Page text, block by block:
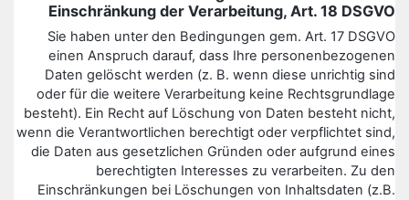
Einschränkung der Verarbeitung, Art. 18 DSGVO
Sie haben unter den Bedingungen gem. Art. 17 DSGVO
einen Anspruch darauf, dass Ihre personenbezogenen
Daten gelöscht werden (z. B. wenn diese unrichtig sind
oder für die weitere Verarbeitung keine Rechtsgrundlage
besteht). Ein Recht auf Löschung von Daten besteht nicht,
wenn die Verantwortlichen berechtigt oder verpflichtet sind,
die Daten aus gesetzlichen Gründen oder aufgrund eines
berechtigten Interesses zu verarbeiten. Zu den
Einschränkungen bei Löschungen von Inhaltsdaten (z.B.